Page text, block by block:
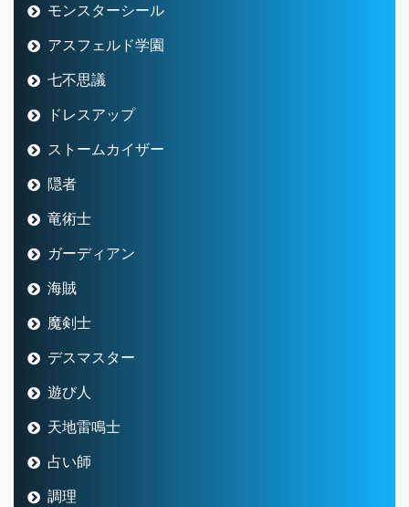
モンスターシール
アスフェルド学園
七不思議
ドレスアップ
ストームカイザー
隠者
竜術士
ガーディアン
海賊
魔剣士
デスマスター
遊び人
天地雷鳴士
占い師
調理